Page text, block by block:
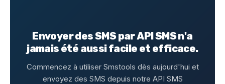
Envoyer des SMS par API SMS n'a
jamais été aussi facile et efficace.
Commencez à utiliser Smstools dès aujourd'hui et
envoyez des SMS depuis notre API SMS